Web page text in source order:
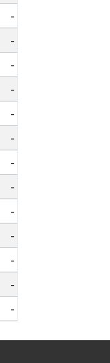
-
-
-
-
-
-
-
-
-
-
-
-
-